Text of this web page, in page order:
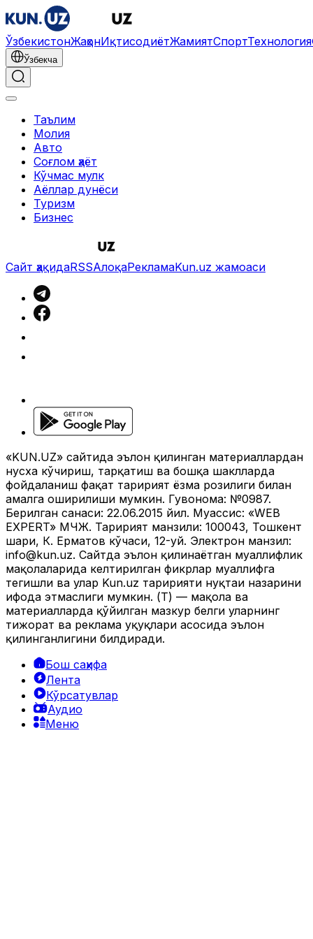
ЎзбекистонЖаҳонИқтисодиётЖамиятСпортТехнология
Ўзбекча
Таълим
Молия
Авто
Соғлом ҳаёт
Кўчмас мулк
Аёллар дунёси
Туризм
Бизнес
Сайт ҳақидаRSSАлоқаРекламаKun.uz жамоаси
«KUN.UZ» сайтида эълон қилинган материаллардан
нусха кўчириш, тарқатиш ва бошқа шаклларда
фойдаланиш фақат таҳририят ёзма розилиги билан
амалга оширилиши мумкин. Гувоҳнома: №0987.
Берилган санаси: 22.06.2015 йил. Муассис: «WEB
EXPERT» МЧЖ. Таҳририят манзили: 100043, Тошкент
шаҳри, К. Ерматов кўчаси, 12-уй. Электрон манзил:
info@kun.uz. Сайтда эълон қилинаётган муаллифлик
мақолаларида келтирилган фикрлар муаллифга
тегишли ва улар Kun.uz таҳририяти нуқтаи назарини
ифода этмаслиги мумкин. (Т) — мақола ва
материалларда қўйилган мазкур белги уларнинг
тижорат ва реклама ҳуқуқлари асосида эълон
қилинганлигини билдиради.
Бош саҳифа
Лента
Кўрсатувлар
Аудио
Меню